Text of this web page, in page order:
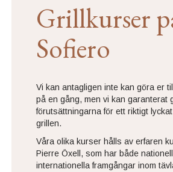
Grillkurser
Sofiero
Vi kan antagligen inte kan göra er
på en gång, men vi kan garanterat
förutsättningarna för ett riktigt
grillen.
Våra olika kurser hålls av erfaren
Pierre Öxell, som har både
internationella framgångar inom